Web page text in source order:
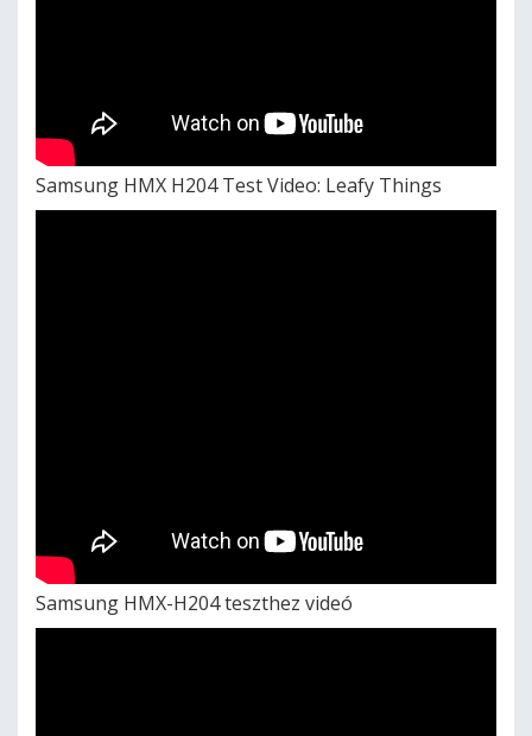
Samsung HMX H204 Test Video: Leafy Things
Samsung HMX-H204 teszthez videó